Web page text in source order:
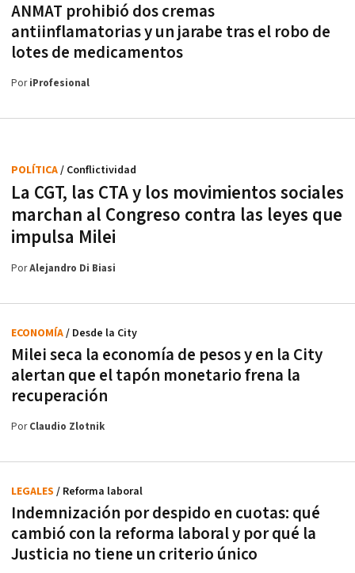
ANMAT prohibió dos cremas
antiinflamatorias y un jarabe tras el robo de
lotes de medicamentos
PoriProfesional
La CGT, las CTA y los movimientos sociales
marchan al Congreso contra las leyes que
impulsa Milei
POLÍTICA/ Conflictividad
PorAlejandro Di Biasi
Milei seca la economía de pesos y en la City
alertan que el tapón monetario frena la
recuperación
ECONOMÍA/ Desde la City
PorClaudio Zlotnik
Indemnización por despido en cuotas: qué
cambió con la reforma laboral y por qué la
Justicia no tiene un criterio único
LEGALES / Reforma laboral